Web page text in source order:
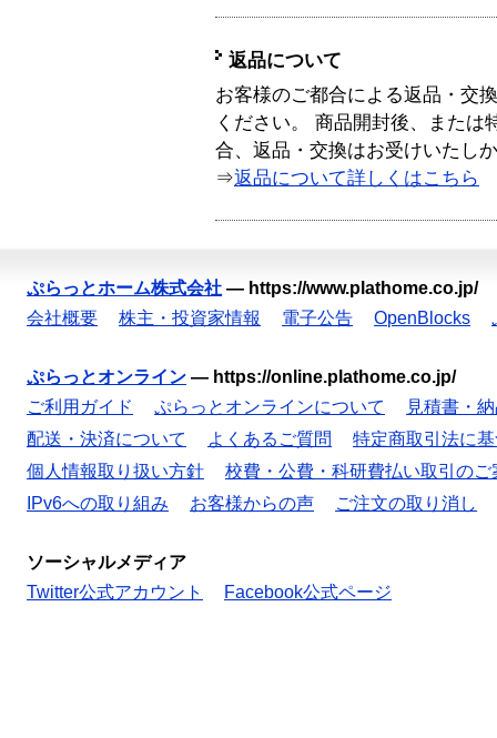
返品について
お客様のご都合による返品・交
ください。 商品開封後、または
合、返品・交換はお受けいたし
⇒返品について詳しくはこちら
ぷらっとホーム株式会社 — https://www.plathome.co.jp/
会社概要
株主・投資家情報 電子公告 OpenBlocks
ぷらっとオンライン — https://online.plathome.co.jp/
ご利用ガイド
ぷらっとオンラインについて
見積書・
配送・決済について
よくあるご質問
特定商取引法に
個人情報取り扱い方針
校費・公費・科研費払い取引のご
IPv6への取り組み
お客様からの声 ご注文の取り消し
ソーシャルメディア
Twitter公式アカウント
Facebook公式ページ